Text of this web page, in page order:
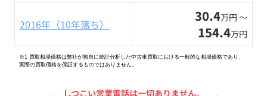
2016年（10年落ち） 30.4万円 〜
154.4万円
※1 買取相場価格は弊社が独自に統計分析した中古車買取における一般的な相場価格であり、
実際の買取価格を保証するものではありません。
しつこい営業電話は一切ありません。